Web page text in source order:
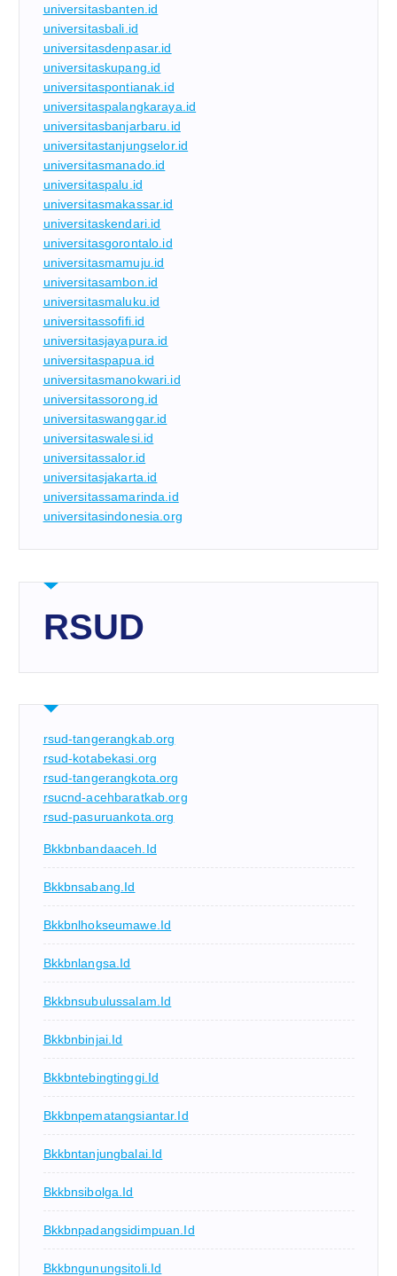
universitasbanten.id
universitasbali.id
universitasdenpasar.id
universitaskupang.id
universitaspontianak.id
universitaspalangkaraya.id
universitasbanjarbaru.id
universitastanjungselor.id
universitasmanado.id
universitaspalu.id
universitasmakassar.id
universitaskendari.id
universitasgorontalo.id
universitasmamuju.id
universitasambon.id
universitasmaluku.id
universitassofifi.id
universitasjayapura.id
universitaspapua.id
universitasmanokwari.id
universitassorong.id
universitaswanggar.id
universitaswalesi.id
universitassalor.id
universitasjakarta.id
universitassamarinda.id
universitasindonesia.org
RSUD
rsud-tangerangkab.org
rsud-kotabekasi.org
rsud-tangerangkota.org
rsucnd-acehbaratkab.org
rsud-pasuruankota.org
Bkkbnbandaaceh.id
Bkkbnsabang.id
Bkkbnlhokseumawe.id
Bkkbnlangsa.id
Bkkbnsubulussalam.id
Bkkbnbinjai.id
Bkkbntebingtinggi.id
Bkkbnpematangsiantar.id
Bkkbntanjungbalai.id
Bkkbnsibolga.id
Bkkbnpadangsidimpuan.id
Bkkbngunungsitoli.id